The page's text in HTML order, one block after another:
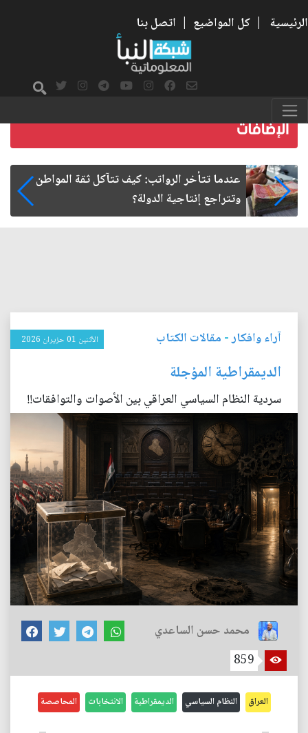
الرئيسية | كل المواضيع | اتصل بنا
صمت الطريق بعد الأربعين
آراء وافكار- مقالات الكتاب الأثنين 01 حزيران 2026
الديمقراطية المؤجلة
سردية النظام السياسي العراقي بين الأصوات والتوافقات!!
محمد حسن الساعدي
859
العراق النظام السياسي الديمقراطية الانتخابات المحاصصة